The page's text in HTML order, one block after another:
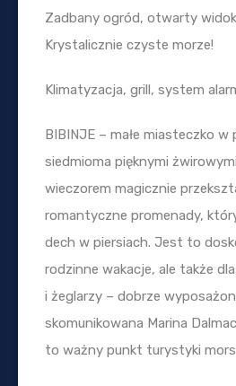
Zadbany ogród, otwarty
Krystalicznie czyste morze!
Klimatyzacja, grill, system
BIBINJE – małe miasteczko w
siedmioma pięknymi
wieczorem magicznie
romantyczne promenady,
dech w piersiach. Jest to
rodzinne wakacje, ale także
i żeglarzy – dobrze
skomunikowana Marina
to ważny punkt turystyki